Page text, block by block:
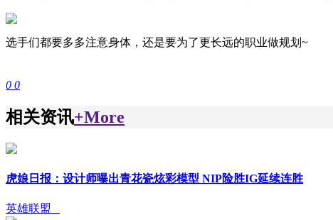
选手们都要多多注意身体，还是要为了更长远的职业做规划~
0 0
相关资讯+More
虎娘日报：设计师曝出青花瓷炫彩模型 NIP险胜IG延续连胜
英雄联盟